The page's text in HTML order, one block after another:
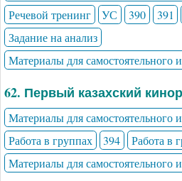
Речевой тренинг УС 390 391
Задание на анализ
Материалы для самостоятельного
62. Первый казахский
Материалы для самостоятельного
Работа в группах
394
Работа в
Материалы для самостоятельного